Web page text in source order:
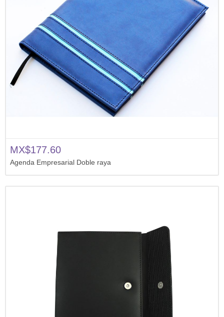
MX$177.60
Agenda Empresarial Doble raya